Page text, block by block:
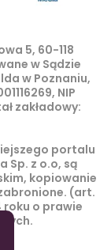
5, 60-118
w Sądzie
w Poznaniu,
NIP
zakładowy:
portalu
Sp. z o.o, są
kopiowanie
(art.
roku o prawie